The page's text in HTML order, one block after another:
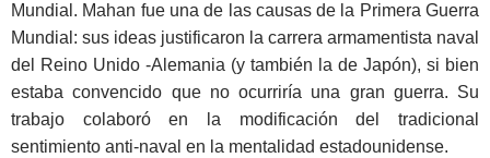
Mundial. Mahan fue una de las causas de la Primera Guerra
Mundial: sus ideas justificaron la carrera armamentista naval
del Reino Unido -Alemania (y también la de Japón), si bien
estaba convencido que no ocurriría una gran guerra. Su
trabajo colaboró en la modificación del tradicional
sentimiento anti-naval en la mentalidad estadounidense.